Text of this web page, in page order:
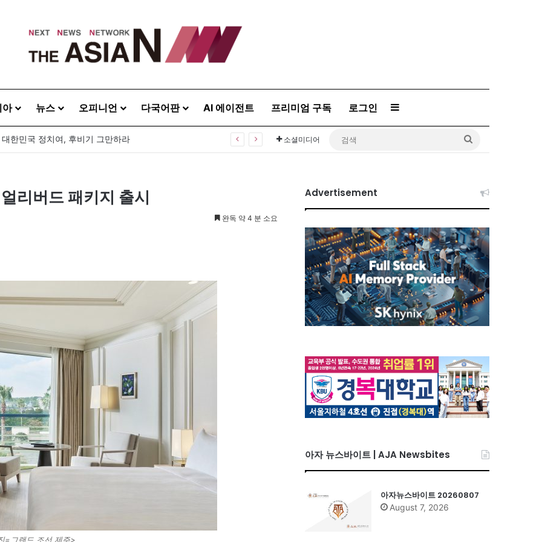
아 뉴스 오피니언 다국어판 AI 에이전트 프리미엄 구독 로그인 Sidebar
주년 기념식…12일 오후 남영동 민주화운동기념관 소셜미디어
리버드 패키지 출시
완독 약 4 분 소요
=그랜드 조선 제주>
Advertisement
아자 뉴스바이트 | AJA Newsbites
아자뉴스바이트 20260807
August 7, 2026